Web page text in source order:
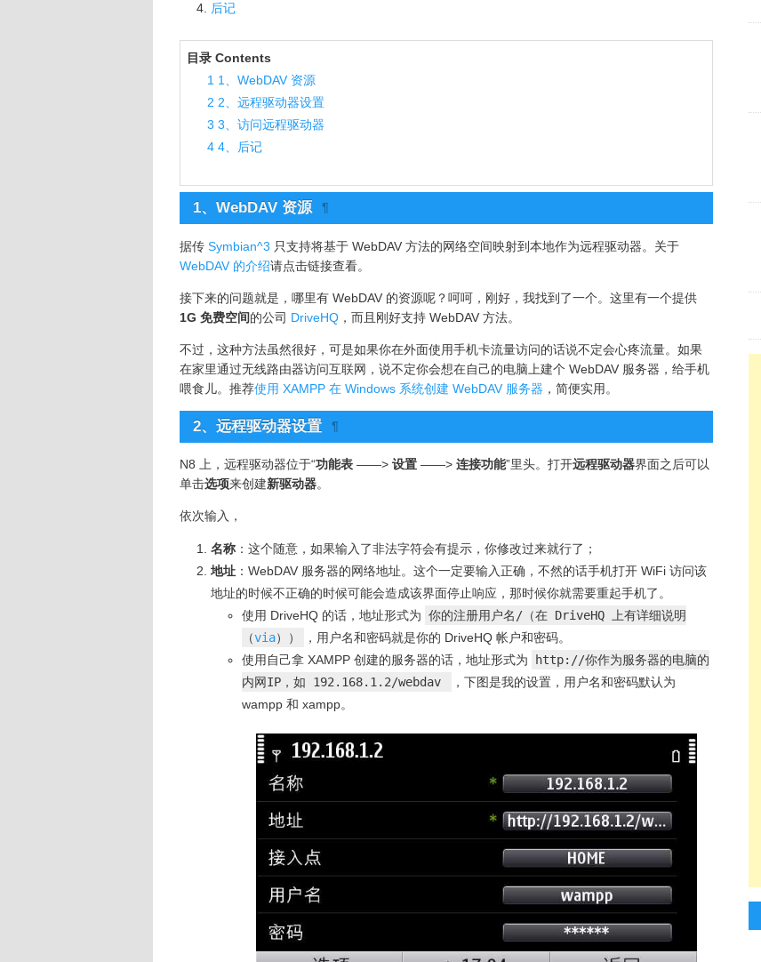
后记
目录 Contents
1 1、WebDAV 资源
2 2、远程驱动器设置
3 3、访问远程驱动器
44、后记
1、WebDAV 资源 ¶
据传 Symbian^3 只支持将基于 WebDAV 方法的网络空间映射到本地作为远程驱动器。关于
WebDAV 的介绍请点击链接查看。
接下来的问题就是，哪里有 WebDAV 的资源呢？呵呵，刚好，我找到了一个。这里有一个提供
1G 免费空间的公司 DriveHQ ，而且刚好支持 WebDAV 方法。
不过，这种方法虽然很好，可是如果你在外面使用手机卡流量访问的话说不定会心疼流量。如果
在家里通过无线路由器访问互联网，说不定你会想在自己的电脑上建个 WebDAV 服务器，给手机
喂食儿。推荐使用 XAMPP 在 Windows 系统创建 WebDAV 服务器 ，简便实用。
2、远程驱动器设置 ¶
N8 上，远程驱动器位于“功能表 ——> 设置 ——> 连接功能”里头。打开远程驱动器界面之后可以
单击选项来创建新驱动器。
依次输入，
名称 ：这个随意，如果输入了非法字符会有提示，你修改过来就行了；
地址 ：WebDAV 服务器的网络地址。这个一定要输入正确，不然的话手机打开 WiFi 访问该
地址的时候不正确的时候可能会造成该界面停止响应，那时候你就需要重起手机了。
使用 DriveHQ 的话，地址形式为 你的注册用户名/（在 DriveHQ 上有详细说明
（via））
，用户名和密码就是你的 DriveHQ 帐户和密码。
使用自己拿 XAMPP 创建的服务器的话，地址形式为
http://你作为服务器的电脑的
内网IP，如 192.168.1.2/webdav
，下图是我的设置，用户名和密码默认为
wampp 和 xampp。